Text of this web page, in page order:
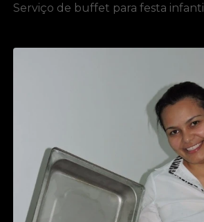
Serviço de buffet para festa infantil